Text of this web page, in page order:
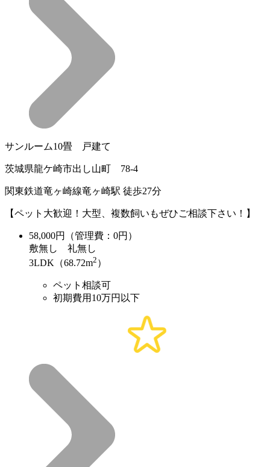
サンルーム10畳 戸建て
茨城県龍ケ崎市出し山町 78-4
関東鉄道竜ヶ崎線竜ヶ崎駅 徒歩27分
【ペット大歓迎！大型、複数飼いもぜひご相談下さい！】
58,000円（管理費：0円）
敷無し 礼無し
3LDK（68.72m2 ）
ペット相談可
初期費用10万円以下